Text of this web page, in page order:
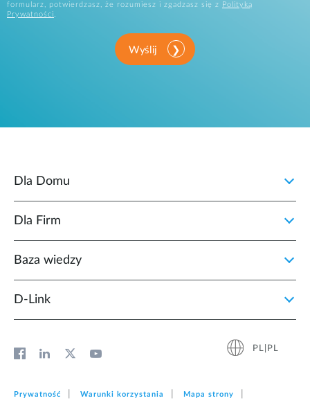
formularz, potwierdzasz, że rozumiesz i zgadzasz się z
Polityką
Prywatności.
Wyślij
Dla Domu
Dla Firm
Baza wiedzy
D‑Link
PL|PL
Prywatność Warunki korzystania Mapa strony